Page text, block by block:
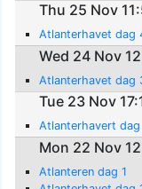
Thu 25 Nov
Atlanterhavet dag
Wed 24 Nov
Atlanterhavet dag
Tue 23 Nov
Atlanterhavert dag
Mon 22 Nov
Atlanteren dag 1